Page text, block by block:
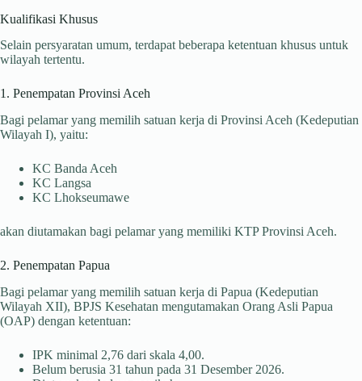
Kualifikasi Khusus
Selain persyaratan umum, terdapat beberapa ketentuan khusus untuk
wilayah tertentu.
1. Penempatan Provinsi Aceh
Bagi pelamar yang memilih satuan kerja di Provinsi Aceh (Kedeputian
Wilayah I), yaitu:
KC Banda Aceh
KC Langsa
KC Lhokseumawe
akan diutamakan bagi pelamar yang memiliki KTP Provinsi Aceh.
2. Penempatan Papua
Bagi pelamar yang memilih satuan kerja di Papua (Kedeputian
Wilayah XII), BPJS Kesehatan mengutamakan Orang Asli Papua
(OAP) dengan ketentuan:
IPK minimal 2,76 dari skala 4,00.
Belum berusia 31 tahun pada 31 Desember 2026.